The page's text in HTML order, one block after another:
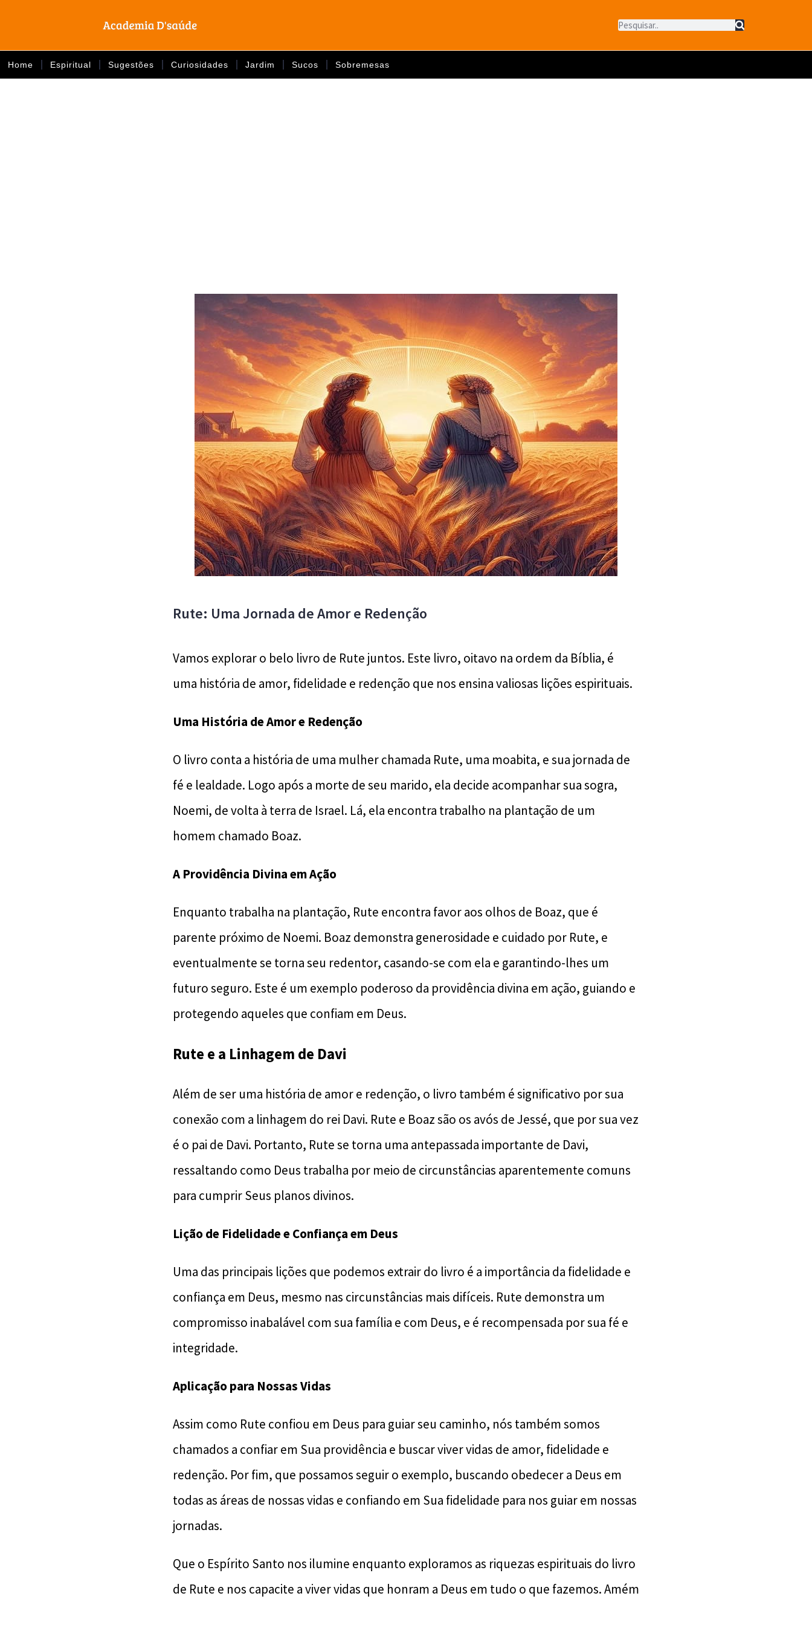
Home Espiritual Sugestões Curiosidades Jardim Sucos Sobremesas
Rute: Uma Jornada de Amor e Redenção
Vamos explorar o belo livro de Rute juntos. Este livro, oitavo na ordem da Bíblia, é
uma história de amor, fidelidade e redenção que nos ensina valiosas lições espirituais.
Uma História de Amor e Redenção
O livro conta a história de uma mulher chamada Rute, uma moabita, e sua jornada de
fé e lealdade. Logo após a morte de seu marido, ela decide acompanhar sua sogra,
Noemi, de volta à terra de Israel. Lá, ela encontra trabalho na plantação de um
homem chamado Boaz.
A Providência Divina em Ação
Enquanto trabalha na plantação, Rute encontra favor aos olhos de Boaz, que é
parente próximo de Noemi. Boaz demonstra generosidade e cuidado por Rute, e
eventualmente se torna seu redentor, casando-se com ela e garantindo-lhes um
futuro seguro. Este é um exemplo poderoso da providência divina em ação, guiando e
protegendo aqueles que confiam em Deus.
Rute e a Linhagem de Davi
Além de ser uma história de amor e redenção, o livro também é significativo por sua
conexão com a linhagem do rei Davi. Rute e Boaz são os avós de Jessé, que por sua vez
é o pai de Davi. Portanto, Rute se torna uma antepassada importante de Davi,
ressaltando como Deus trabalha por meio de circunstâncias aparentemente comuns
para cumprir Seus planos divinos.
Lição de Fidelidade e Confiança em Deus
Uma das principais lições que podemos extrair do livro é a importância da fidelidade e
confiança em Deus, mesmo nas circunstâncias mais difíceis. Rute demonstra um
compromisso inabalável com sua família e com Deus, e é recompensada por sua fé e
integridade.
Aplicação para Nossas Vidas
Assim como Rute confiou em Deus para guiar seu caminho, nós também somos
chamados a confiar em Sua providência e buscar viver vidas de amor, fidelidade e
redenção. Por fim, que possamos seguir o exemplo, buscando obedecer a Deus em
todas as áreas de nossas vidas e confiando em Sua fidelidade para nos guiar em nossas
jornadas.
Que o Espírito Santo nos ilumine enquanto exploramos as riquezas espirituais do livro
de Rute e nos capacite a viver vidas que honram a Deus em tudo o que fazemos. Amém